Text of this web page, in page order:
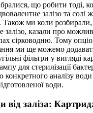
що робити тоді,
залізо та солі
Також ми коли розбирали,
залізо, казали про
сірководню. Тому
ми ще можемо
фільтри у вигляді
для стерилізації
конкретного аналізу
води.
від заліза: